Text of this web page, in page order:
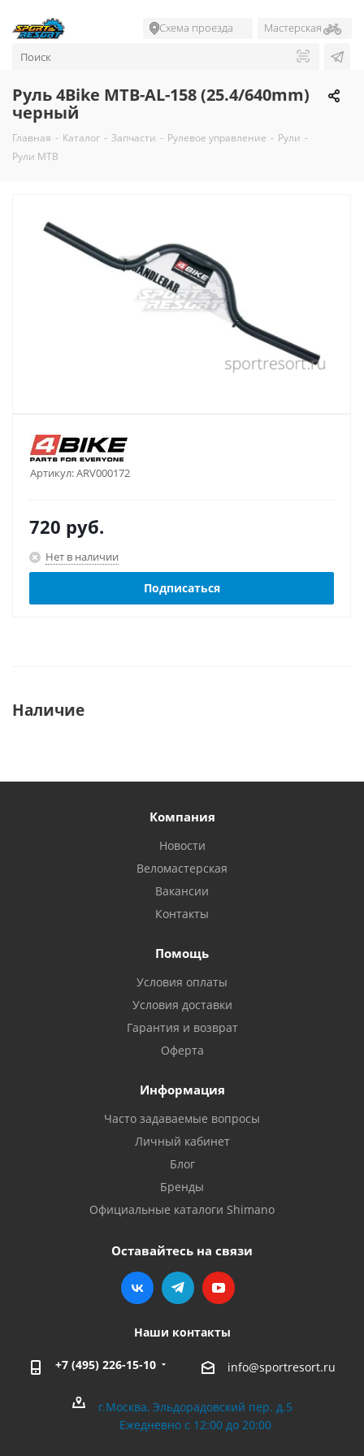
Схема проезда Мастерская
Руль 4Bike MTB-AL-158 (25.4/640mm)
черный
Главная - Каталог - Запчасти - Рулевое управление - Рули -
Рули MTB
Артикул:ARV000172
720 руб.
Нет в наличии
Подписаться
Наличие
Компания
Новости
Веломастерская
Вакансии
Контакты
Помощь
Условия оплаты
Условия доставки
Гарантия и возврат
Оферта
Информация
Часто задаваемые вопросы
Личный кабинет
Блог
Бренды
Официальные каталоги Shimano
Оставайтесь на связи
Наши контакты
+7 (495) 226-15-10 info@sportresort.ru
г.Москва, Эльдорадовский пер. д.5
Ежедневно с 12:00 до 20:00